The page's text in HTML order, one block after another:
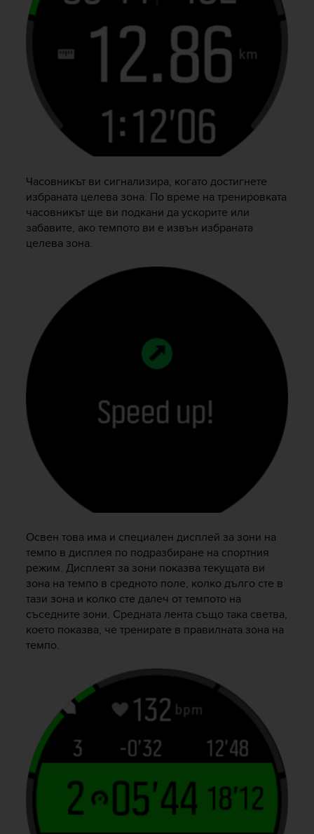
Часовникът ви сигнализира, когато достигнете
избраната целева зона. По време на тренировката
часовникът ще ви подкани да ускорите или
забавите, ако темпото ви е извън избраната
целева зона.
Освен това има и специален дисплей за зони на
темпо в дисплея по подразбиране на спортния
режим. Дисплеят за зони показва текущата ви
зона на темпо в средното поле, колко дълго сте в
тази зона и колко сте далеч от темпото на
съседните зони. Средната лента също така светва,
което показва, че тренирате в правилната зона на
темпо.